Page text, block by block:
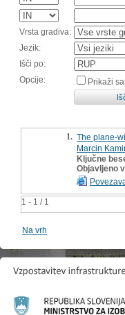
Vrsta gradiva:
Jezik:
Išči po:
Opcije:
Prikaži
1 - 1 / 1
1. The plane-
Marcin
Ključne
Objavljeno
Na vrh